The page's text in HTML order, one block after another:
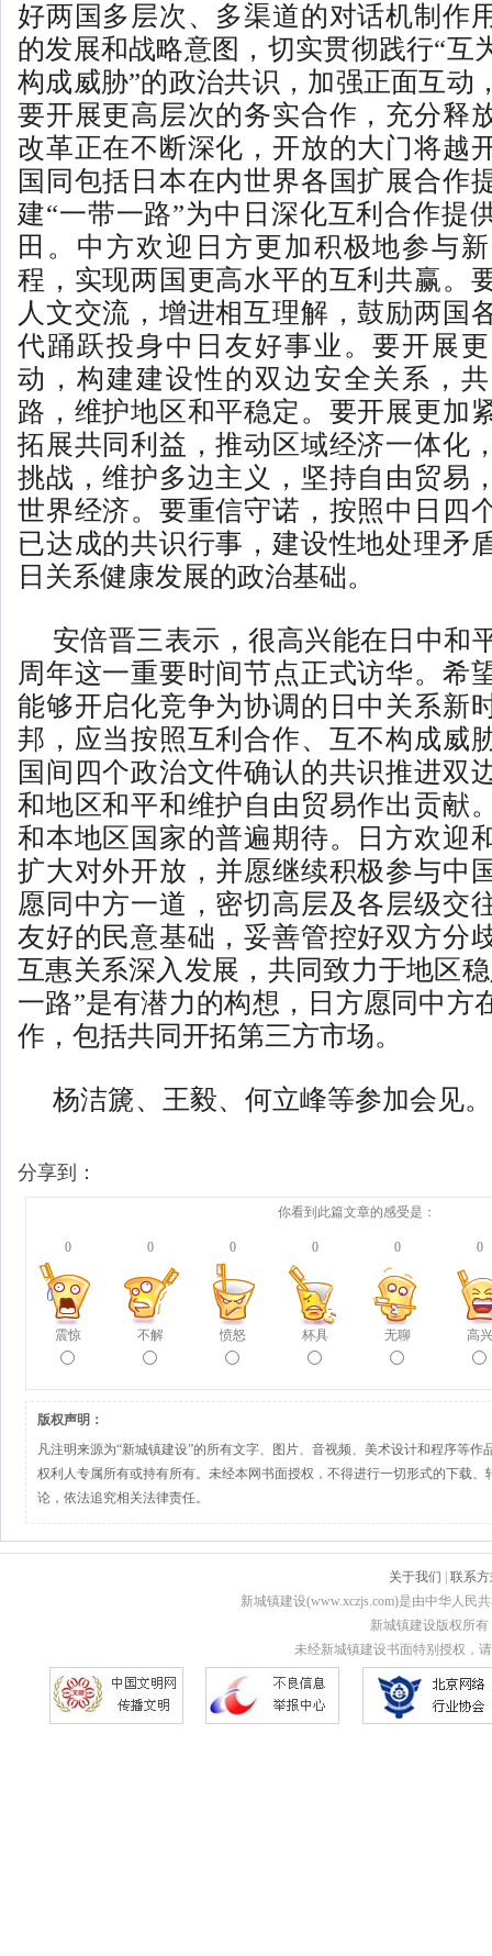
好两国多层次、多渠道的对话机制作
的发展和战略意图，切实贯彻践行“互
构成威胁”的政治共识，加强正面互动
要开展更高层次的务实合作，充分释
改革正在不断深化，开放的大门将越
国同包括日本在内世界各国扩展合作
建“一带一路”为中日深化互利合作提
田。中方欢迎日方更加积极地参与
程，实现两国更高水平的互利共赢。
人文交流，增进相互理解，鼓励两国
代踊跃投身中日友好事业。要开展
动，构建建设性的双边安全关系，
路，维护地区和平稳定。要开展更加
拓展共同利益，推动区域经济一体化
挑战，维护多边主义，坚持自由贸易
世界经济。要重信守诺，按照中日四
已达成的共识行事，建设性地处理矛
日关系健康发展的政治基础。
安倍晋三表示，很高兴能在日中和
周年这一重要时间节点正式访华。希
能够开启化竞争为协调的日中关系新
邦，应当按照互利合作、互不构成威
国间四个政治文件确认的共识推进双
和地区和平和维护自由贸易作出贡献
和本地区国家的普遍期待。日方欢迎
扩大对外开放，并愿继续积极参与中
愿同中方一道，密切高层及各层级交
友好的民意基础，妥善管控好双方分
互惠关系深入发展，共同致力于地区
一路”是有潜力的构想，日方愿同中方
作，包括共同开拓第三方市场。
杨洁篪、王毅、何立峰等参加会见。
分享到：
你看到此篇文章的感受是：
0
震惊
0
不解
0
愤怒
0
杯具
0
无聊
0
高兴
版权声明：
凡注明来源为“新城镇建设”的所有文字、图片、音视频、美术设计和程序等作
权利人专属所有或持有所有。未经本网书面授权，不得进行一切形式的下载、
论，依法追究相关法律责任。
关于我们
联系
新城镇建设(www.xczjs.com)是由中华人民
新城镇建设版权所有
未经新城镇建设书面特别授权，